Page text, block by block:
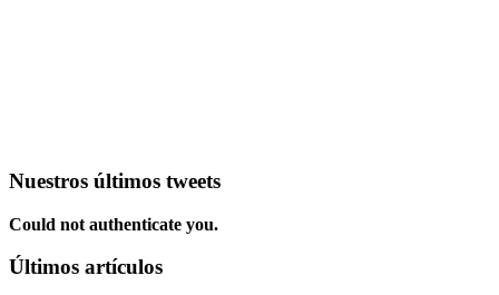
Nuestros últimos tweets
Could not authenticate you.
Últimos artículos